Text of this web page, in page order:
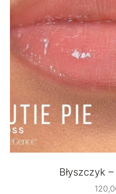
Błyszczyk